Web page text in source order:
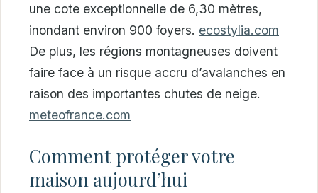
une cote exceptionnelle de 6,30 mètres,
inondant environ 900 foyers. ecostylia.com
De plus, les régions montagneuses doivent
faire face à un risque accru d’avalanches en
raison des importantes chutes de neige.
meteofrance.com
Comment protéger votre
maison aujourd’hui